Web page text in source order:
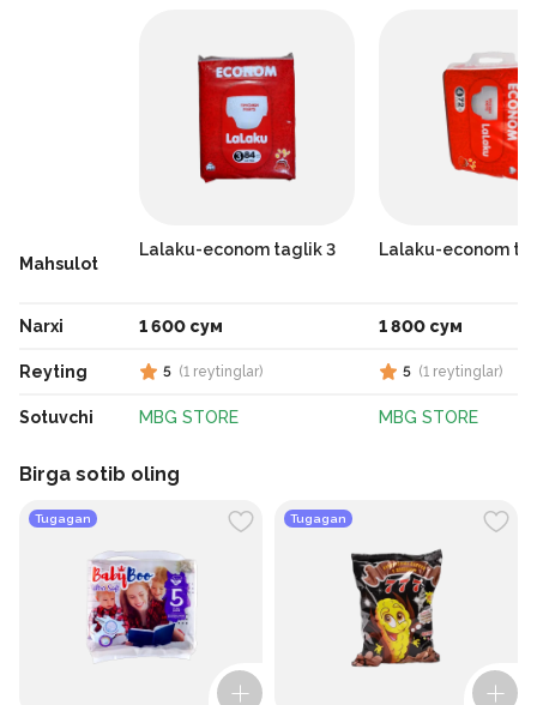
Mahsulot
Narxi
Reyting
Sotuvchi
Lalaku-econom taglik 3
1 600 сум
5 (1 reytinglar)
MBG STORE
Lalaku-econom
1 800 сум
5 (1 reytinglar)
MBG STORE
Birga sotib oling
Tugagan Tugagan